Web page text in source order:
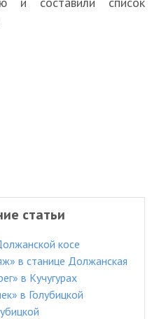
статьи
косе
в станице Должанская
в Кучугурах
в Голубицкой